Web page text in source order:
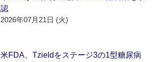
認
2026年07月21日 (火)
米FDA、Tzieldをステージ3の1型糖尿病